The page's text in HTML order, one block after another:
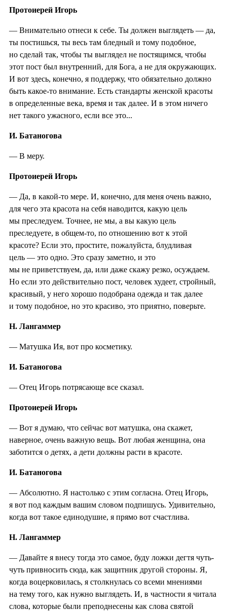
Протоиерей Игорь
— Внимательно отнеси к себе. Ты должен выглядеть — да,
ты постишься, ты весь там бледный и тому подобное,
но сделай так, чтобы ты выглядел не постящимся, чтобы
этот пост был внутренний, для Бога, а не для окружающих.
И вот здесь, конечно, я поддержу, что обязательно должно
быть какое-то внимание. Есть стандарты женской красоты
в определенные века, время и так далее. И в этом ничего
нет такого ужасного, если все это...
И. Батаногова
— В меру.
Протоиерей Игорь
— Да, в какой-то мере. И, конечно, для меня очень важно,
для чего эта красота на себя наводится, какую цель
мы преследуем. Точнее, не мы, а вы какую цель
преследуете, в общем-то, по отношению вот к этой
красоте? Если это, простите, пожалуйста, блудливая
цель — это одно. Это сразу заметно, и это
мы не приветствуем, да, или даже скажу резко, осуждаем.
Но если это действительно пост, человек худеет, стройный,
красивый, у него хорошо подобрана одежда и так далее
и тому подобное, но это красиво, это приятно, поверьте.
Н. Лангаммер
— Матушка Ия, вот про косметику.
И. Батаногова
— Отец Игорь потрясающе все сказал.
Протоиерей Игорь
— Вот я думаю, что сейчас вот матушка, она скажет,
наверное, очень важную вещь. Вот любая женщина, она
заботится о детях, а дети должны расти в красоте.
И. Батаногова
— Абсолютно. Я настолько с этим согласна. Отец Игорь,
я вот под каждым вашим словом подпишусь. Удивительно,
когда вот такое единодушие, я прямо вот счастлива.
Н. Лангаммер
— Давайте я внесу тогда это самое, буду ложки дегтя чуть-
чуть привносить сюда, как защитник другой стороны. Я,
когда воцерковилась, я столкнулась со всеми мнениями
на тему того, как нужно выглядеть. И, в частности я читала
слова, которые были преподнесены как слова святой